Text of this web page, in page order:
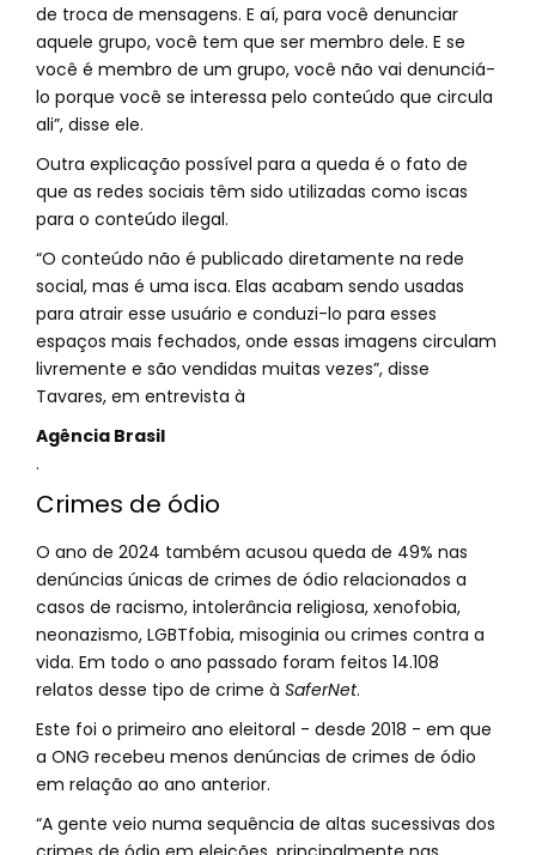
de troca de mensagens. E aí, para você denunciar
aquele grupo, você tem que ser membro dele. E se
você é membro de um grupo, você não vai denunciá-
lo porque você se interessa pelo conteúdo que circula
ali”, disse ele.
Outra explicação possível para a queda é o fato de
que as redes sociais têm sido utilizadas como iscas
para o conteúdo ilegal.
“O conteúdo não é publicado diretamente na rede
social, mas é uma isca. Elas acabam sendo usadas
para atrair esse usuário e conduzi-lo para esses
espaços mais fechados, onde essas imagens circulam
livremente e são vendidas muitas vezes”, disse
Tavares, em entrevista à
Agência Brasil
.
Crimes de ódio
O ano de 2024 também acusou queda de 49% nas
denúncias únicas de crimes de ódio relacionados a
casos de racismo, intolerância religiosa, xenofobia,
neonazismo, LGBTfobia, misoginia ou crimes contra a
vida. Em todo o ano passado foram feitos 14.108
relatos desse tipo de crime à SaferNet.
Este foi o primeiro ano eleitoral - desde 2018 - em que
a ONG recebeu menos denúncias de crimes de ódio
em relação ao ano anterior.
“A gente veio numa sequência de altas sucessivas dos